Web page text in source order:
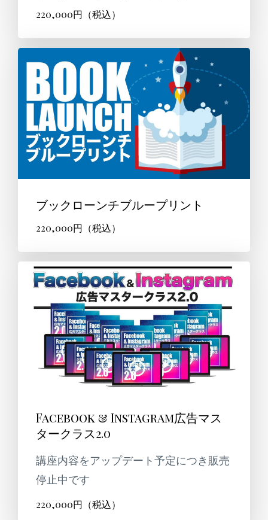
220,000円（税込）
ブックローンチブループリント
220,000円（税込）
Facebook & Instagram広告マス
タークラス2.0
講座内容をアップデート予定につき販売
停止中です
220,000円（税込）